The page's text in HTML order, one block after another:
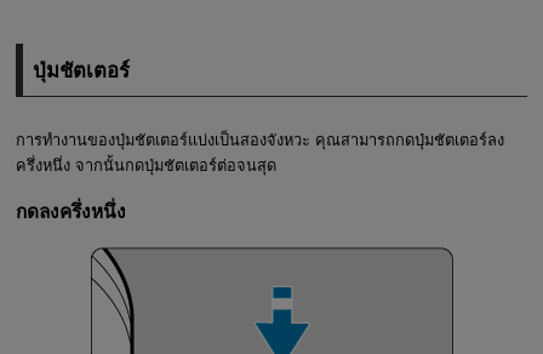
ปุ่มชัตเตอร์
การทำงานของปุ่มชัตเตอร์แบ่งเป็นสองจังหวะ คุณสามารถกดปุ่มชัตเตอร์ลง
ครึ่งหนึ่ง จากนั้นกดปุ่มชัตเตอร์ต่อจนสุด
กดลงครึ่งหนึ่ง